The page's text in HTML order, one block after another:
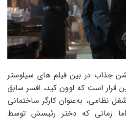
جذاب در بین فیلم های سیلوستر
قرار است که لوون کید، افسر سابق
نظامی، به‌عنوان کارگر ساختمانی
زمانی که دختر رئیسش توسط